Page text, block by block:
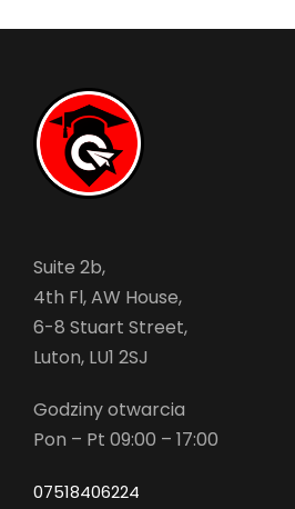
Suite 2b,
4th Fl, AW House,
6-8 Stuart Street,
Luton, LU1 2SJ
Godziny otwarcia
Pon – Pt 09:00 – 17:00
07518406224